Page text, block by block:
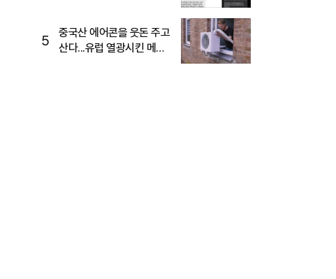
5
중국산 에어콘을 웃돈 주고
산다...유럽 열광시킨 메이